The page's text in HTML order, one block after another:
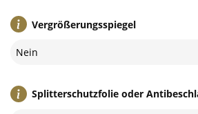
Vergrößerungsspiegel
Nein
Splitterschutzfolie oder